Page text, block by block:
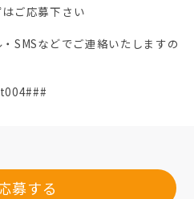
はご応募下さい
SMSなどでご連絡いたしますの
募する